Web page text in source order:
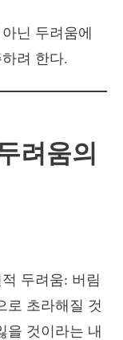
닌 두려움에
려 한다.
려움의